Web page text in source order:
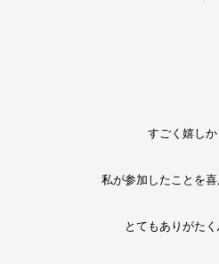
すごく嬉しか
私が参加したことを
とてもありがた